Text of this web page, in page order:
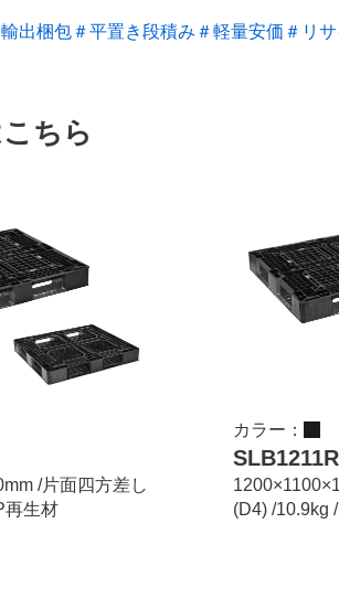
輸出梱包＃平置き段積み ＃軽量安価 ＃リ
ちら
/片面四方差し
再生材
カラー：
(D4) /10.9kg